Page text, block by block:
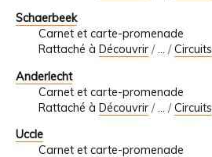
Schaerbeek
Carnet et carte-promenade
Rattaché à Découvrir /… /Circuits
Anderlecht
Carnet et carte-promenade
Rattaché à Découvrir /… /Circuits
Uccle
Carnet et carte-promenade